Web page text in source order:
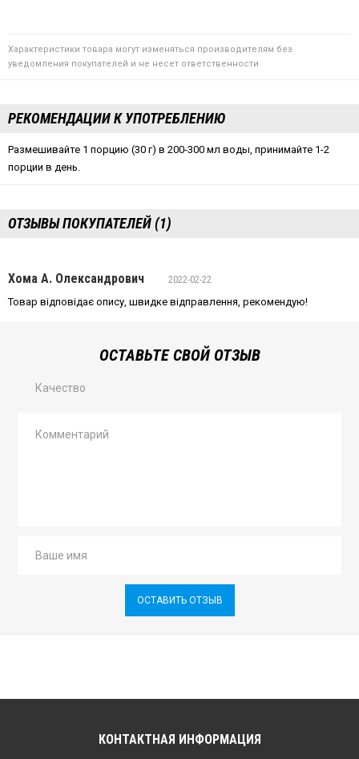
Характеристики товара могут изменяться производителям без
уведомления покупателей и не несет ответственности
РЕКОМЕНДАЦИИ К УПОТРЕБЛЕНИЮ
Размешивайте 1 порцию (30 г) в 200-300 мл воды, принимайте 1-2
порции в день.
ОТЗЫВЫ ПОКУПАТЕЛЕЙ (1)
Хома А. Олександрович
2022-02-22
Товар відповідає опису, швидке відправлення, рекомендую!
ОСТАВЬТЕ СВОЙ ОТЗЫВ
Качество
ОСТАВИТЬ ОТЗЫВ
КОНТАКТНАЯ ИНФОРМАЦИЯ